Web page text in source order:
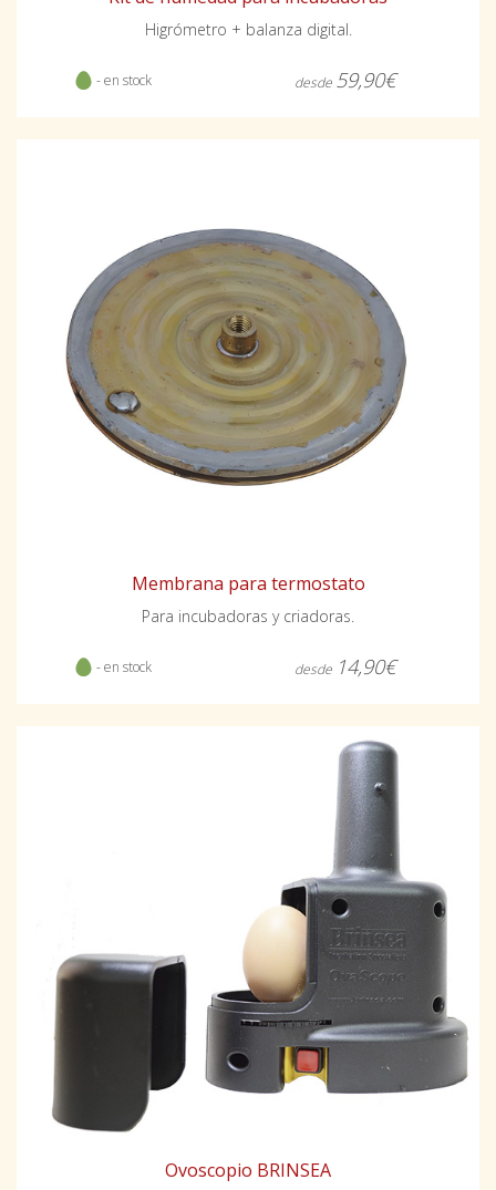
Higrómetro + balanza digital.
- en stock desde 59,90€
Membrana para termostato
Para incubadoras y criadoras.
- en stock desde 14,90€
Ovoscopio BRINSEA